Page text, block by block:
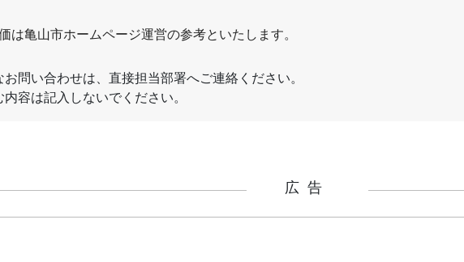
広告